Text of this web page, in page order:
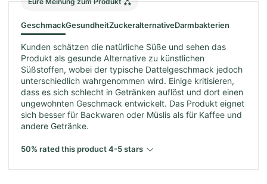
GeschmackGesundheitZuckeralternativeDarmbakterien
Kunden schätzen die natürliche Süße und sehen das
Produkt als gesunde Alternative zu künstlichen
Süßstoffen, wobei der typische Dattelgeschmack jedoch
unterschiedlich wahrgenommen wird. Einige kritisieren,
dass es sich schlecht in Getränken auflöst und dort einen
ungewohnten Geschmack entwickelt. Das Produkt eignet
sich besser für Backwaren oder Müslis als für Kaffee und
andere Getränke.
50% rated this product 4-5 stars